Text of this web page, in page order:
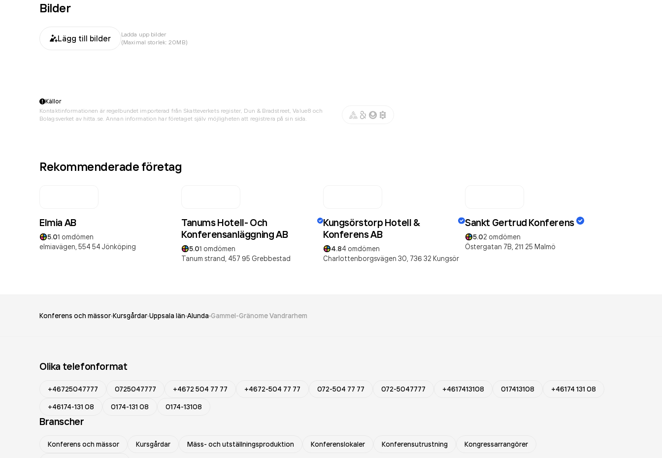
Bilder
Lägg till bilder
Ladda upp bilder
(Maximal storlek: 20MB)
Källor
Kontaktinformationen är regelbundet importerad från Skatteverkets register, Dun & Bradstreet, Value8 och
Bolagsverket av hitta.se. Annan information har företaget själv möjligheten att registrera på sin sida.
Rekommenderade företag
Elmia AB
5.01 omdömen
elmiavägen, 554 54 Jönköping
Tanums Hotell- Och
Konferensanläggning AB
5.01 omdömen
Tanum strand, 457 95 Grebbestad
Kungsörstorp Hotell &
Konferens AB
4.84 omdömen
Charlottenborgsvägen 30, 736 32 Kungsör
Sankt Gertrud Konferens
5.02 omdömen
Östergatan 7B, 211 25 Malmö
Konferens och mässor Kursgårdar Uppsala län Alunda Gammel-Gränome Vandrarhem
Olika telefonformat
+46725047777 0725047777 +4672 504 77 77 +4672-504 77 77 072-504 77 77 072-5047777 +4617413108 017413108
+46174 131 08
+46174-131 08
0174-131 08 0174-13108
Branscher
Konferens och mässor Kursgårdar Mäss- och utställningsproduktion Konferenslokaler Konferensutrustning
Kongressarrangörer